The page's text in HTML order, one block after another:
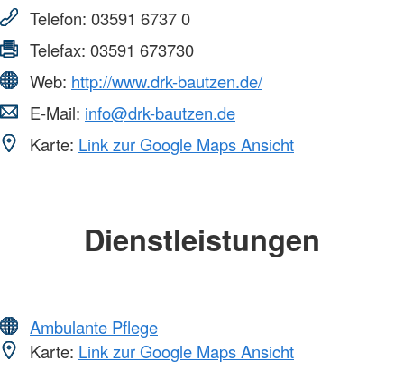
Telefon: 03591 6737 0
Telefax: 03591 673730
Web: http://www.drk-bautzen.de/
E-Mail: info@drk-bautzen.de
Karte: Link zur Google Maps Ansicht
Dienstleistungen
Ambulante Pflege
Karte: Link zur Google Maps Ansicht